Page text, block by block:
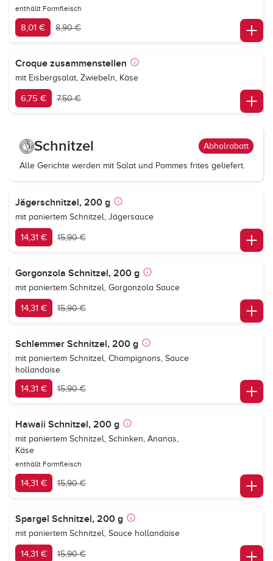
enthällt Formfleisch
8,01 € 8,90 €
Croque zusammenstellen
mit Eisbergsalat, Zwiebeln, Käse
6,75 € 7,50 €
Schnitzel Abholrabatt
Alle Gerichte werden mit Salat und Pommes frites geliefert.
Jägerschnitzel, 200 g
mit paniertem Schnitzel, Jägersauce
14,31 € 15,90 €
Gorgonzola Schnitzel, 200 g
mit paniertem Schnitzel, Gorgonzola Sauce
14,31 € 15,90 €
Schlemmer Schnitzel, 200 g
mit paniertem Schnitzel, Champignons, Sauce
hollandaise
14,31 € 15,90 €
Hawaii Schnitzel, 200 g
mit paniertem Schnitzel, Schinken, Ananas,
Käse
enthällt Formfleisch
14,31 € 15,90 €
Spargel Schnitzel, 200 g
mit paniertem Schnitzel, Sauce hollandaise
14,31 € 15,90 €